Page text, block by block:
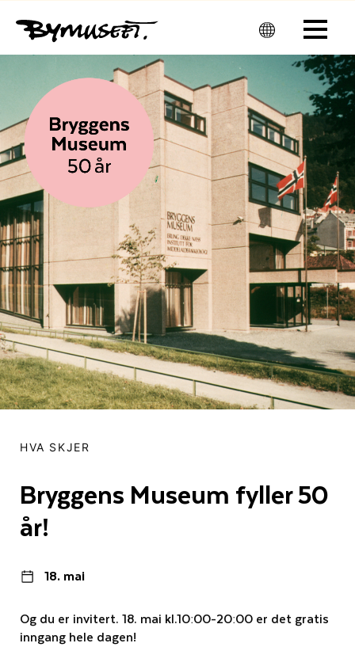
Men
u
HVA SKJER
Bryggens Museum fyller 50
år!
18. mai
Og du er invitert. 18. mai kl.10:00-20:00 er det gratis
inngang hele dagen!